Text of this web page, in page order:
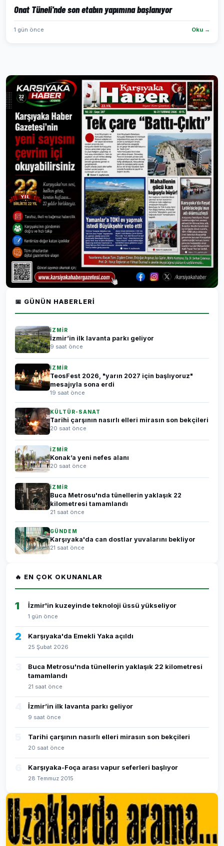
Onat Tüneli'nde son etabın yapımına başlanıyor
1 gün önce Oku →
📅 GÜNÜN HABERLERI
İZMİR
İzmir’in ilk lavanta parkı geliyor
9 saat önce
İZMİR
TeosFest 2026, "yarın 2027 için başlıyoruz"
mesajıyla sona erdi
19 saat önce
KÜLTÜR-SANAT
Tarihi çarşının nasırlı elleri mirasın son bekçileri
20 saat önce
İZMİR
Konak’a yeni nefes alanı
20 saat önce
İZMİR
Buca Metrosu'nda tünellerin yaklaşık 22
kilometresi tamamlandı
21 saat önce
GÜNDEM
Karşıyaka'da can dostlar yuvalarını bekliyor
21 saat önce
🔥 EN ÇOK OKUNANLAR
1 İzmir'in kuzeyinde teknoloji üssü yükseliyor
1 gün önce
2 Karşıyaka'da Emekli Yaka açıldı
25 Şubat 2026
Buca Metrosu'nda tünellerin yaklaşık 22 kilometresi
tamamlandı
21 saat önce
İzmir’in ilk lavanta parkı geliyor
9 saat önce
Tarihi çarşının nasırlı elleri mirasın son bekçileri
20 saat önce
Karşıyaka-Foça arası vapur seferleri başlıyor
28 Temmuz 2015